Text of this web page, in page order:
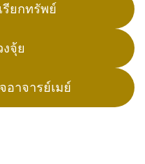
รียกทรัพย์
จุ้ย
อาจารย์เมย์